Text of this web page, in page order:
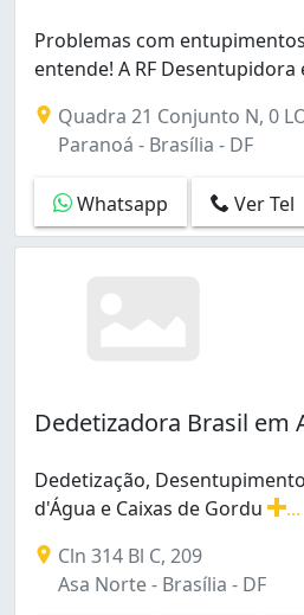
Problemas com
entende! A RF Desentupidora
Quadra 21 Conjunto N, 0
Paranoá - Brasília - DF
Whatsapp Ver Tel
Dedetizadora Brasil em
Dedetização,
d'Água e Caixas de Gordu
Cln 314 Bl C, 209
Asa Norte - Brasília - DF